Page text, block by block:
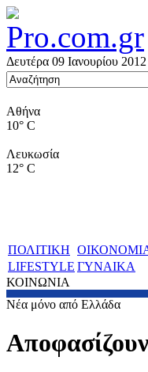
Δευτέρα 09 Ιανουρίου 2012
Αθήνα
10° C
Λευκωσία
12° C
ΠΟΛΙΤΙΚΗ
LIFESTYLE ΓΥΝΑΙΚΑ
ΚΟΙΝΩΝΙΑ
Νέα μόνο από Ελλάδα